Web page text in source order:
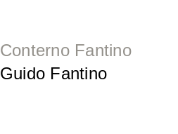
Conterno Fantino
Guido Fantino